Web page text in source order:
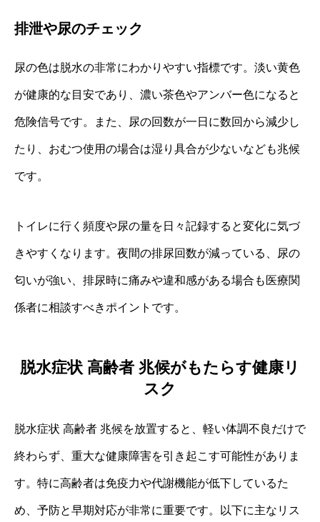
排泄や尿のチェック
尿の色は脱水の非常にわかりやすい指標です。淡い黄色
が健康的な目安であり、濃い茶色やアンバー色になると
危険信号です。また、尿の回数が一日に数回から減少し
たり、おむつ使用の場合は湿り具合が少ないなども兆候
です。
トイレに行く頻度や尿の量を日々記録すると変化に気づ
きやすくなります。夜間の排尿回数が減っている、尿の
匂いが強い、排尿時に痛みや違和感がある場合も医療関
係者に相談すべきポイントです。
脱水症状 高齢者 兆候がもたらす健康リ
スク
脱水症状 高齢者 兆候を放置すると、軽い体調不良だけで
終わらず、重大な健康障害を引き起こす可能性がありま
す。特に高齢者は免疫力や代謝機能が低下しているた
め、予防と早期対応が非常に重要です。以下に主なリス